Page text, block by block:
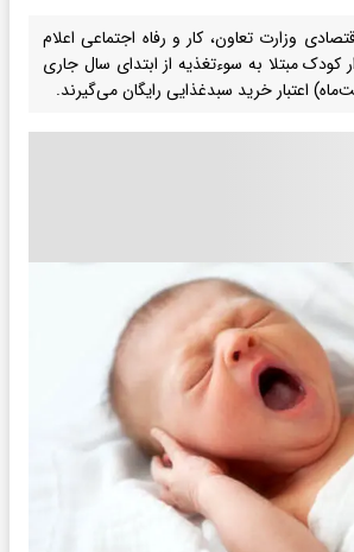
وزارت تعاون، کار و رفاه اجتماعی اعلام
یش از ۱۸۸ هزار کودک مبتلا به سوءتغذیه از ابتدای سال جاری
اعتبار خرید سبدغذایی رایگان می‌گیرند.